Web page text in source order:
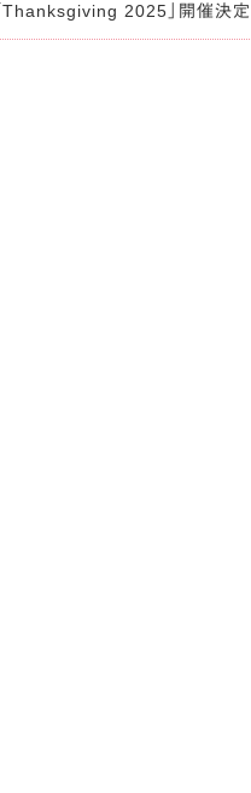
「Thanksgiving 2025」開催決